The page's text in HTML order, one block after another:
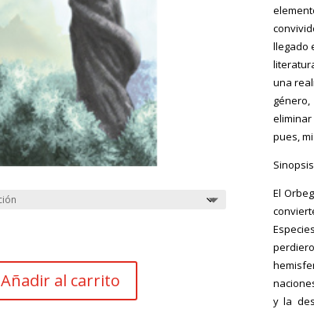
Añadir al carrito
llegado
una
eliminar
pues,
El
y la